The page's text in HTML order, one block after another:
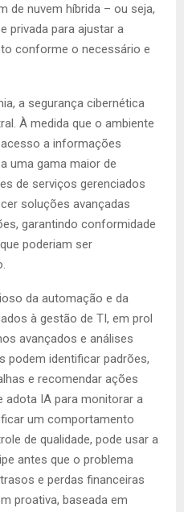
de nuvem híbrida – ou seja,
privada para ajustar a
conforme o necessário e
a segurança cibernética
À medida que o ambiente
a informações
uma gama maior de
de serviços gerenciados
soluções avançadas
garantindo conformidade
poderiam ser
da automação e da
à gestão de TI, em prol
avançados e análises
podem identificar padrões,
e recomendar ações
adota IA para monitorar a
um comportamento
de qualidade, pode usar a
antes que o problema
e perdas financeiras
proativa, baseada em